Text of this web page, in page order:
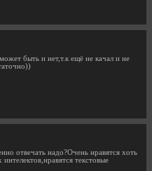
быть и нет,т.к ещё не качал и не
отвечать надо?Очень нравятся хоть
текстовые